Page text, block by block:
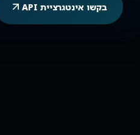
בקשו אינטגרציית API